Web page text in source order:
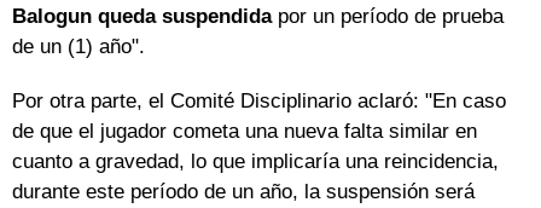
Balogun queda suspendidapor un período de prueba
de un (1) año".
Por otra parte, el Comité Disciplinario aclaró: "En caso
de que el jugador cometa una nueva falta similar en
cuanto a gravedad, lo que implicaría una reincidencia,
durante este período de un año, la suspensión será